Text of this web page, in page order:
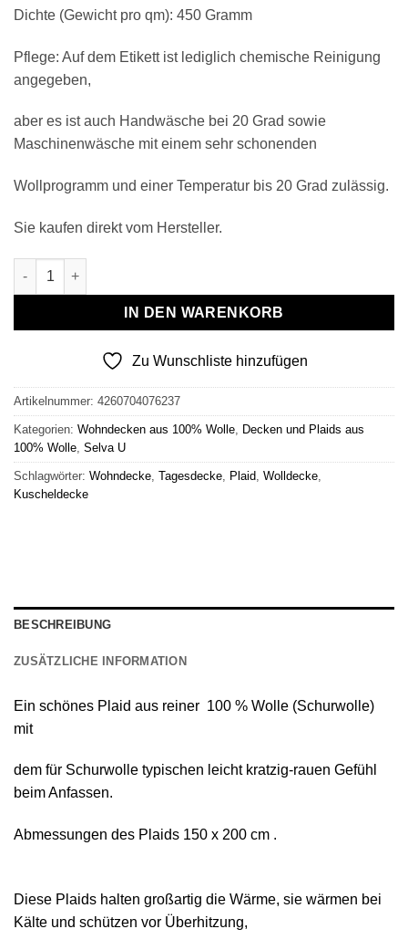
Dichte (Gewicht pro qm): 450 Gramm
Pflege: Auf dem Etikett ist lediglich chemische Reinigung
angegeben,
aber es ist auch Handwäsche bei 20 Grad sowie
Maschinenwäsche mit einem sehr schonenden
Wollprogramm und einer Temperatur bis 20 Grad zulässig.
Sie kaufen direkt vom Hersteller.
Wollplaid & Wolldecke "Selva U" braun Menge
IN DEN WARENKORB
Zu Wunschliste hinzufügen
Artikelnummer: 4260704076237
Kategorien: Wohndecken aus 100% Wolle Decken und Plaids aus
100% Wolle Selva U
Schlagwörter: Wohndecke Tagesdecke Plaid Wolldecke
Kuscheldecke
BESCHREIBUNG
ZUSÄTZLICHE INFORMATION
Ein schönes Plaid aus reiner 100 % Wolle (Schurwolle)
mit
dem für Schurwolle typischen leicht kratzig-rauen Gefühl
beim Anfassen.
Abmessungen des Plaids 150 х 200 cm .
Diese Plaids halten großartig die Wärme, sie wärmen bei
Kälte und schützen vor Überhitzung,